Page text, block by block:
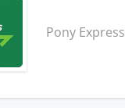
Pony Express